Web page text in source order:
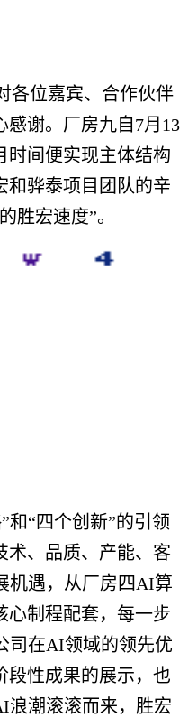
各位嘉宾、合作伙伴
感谢。厂房九自7月13
时间便实现主体结构
和骅泰项目团队的辛
胜宏速度”。
和“四个创新”的引领
术、品质、产能、客
机遇，从厂房四AI算
心制程配套，每一步
司在AI领域的领先优
段性成果的展示，也
浪潮滚滚而来，胜宏